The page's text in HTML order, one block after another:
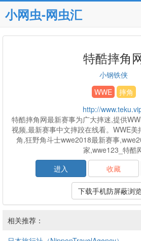
小网虫-网虫汇
特酷摔角
小钢铁侠
WWE
摔角
http://
特酷摔角网最新赛事为广大摔迷,提供
视频,最新赛事中文摔跤在线看。WWE
角,狂野角斗士wwe2018最新赛事
家,wwe123_特酷
进入
收藏
下载手机防屏蔽浏
相关推荐：